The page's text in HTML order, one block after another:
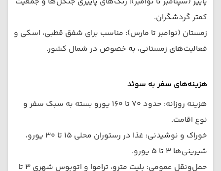
کمتر گردشگران.
زمستان (نوامبر تا مارس): مناسب برای شفق قطبی، اسکی و
فعالیت‌های زمستانی، به خصوص در شمال کشور.
هزینه‌های سفر به سوئد
هزینه روزانه: حدود ۷۰ تا ۱۶۰ یورو بسته به سبک سفر و
نوع اقامت.
خوراک و نوشیدنی: غذا در رستوران محلی ۱۵ تا ۳۰ یورو،
شیرینی‌ها ۳ تا ۵ یورو.
حمل‌ونقل عمومی: بلیت مترو، تراموا و اتوبوس شهری ۳ تا